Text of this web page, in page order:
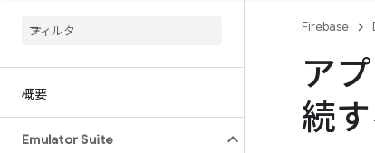
概要
Emulator Suite
Firebase
ア
続